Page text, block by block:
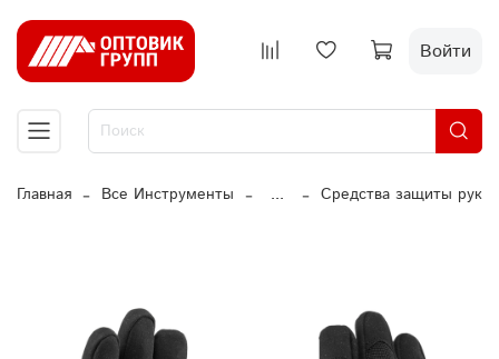
Войти
Главная Все Инструменты ... Средства защиты рук